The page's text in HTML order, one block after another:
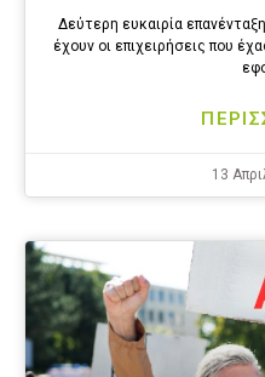
Δεύτερη ευκαιρία
έχουν οι επιχειρήσεις που
13